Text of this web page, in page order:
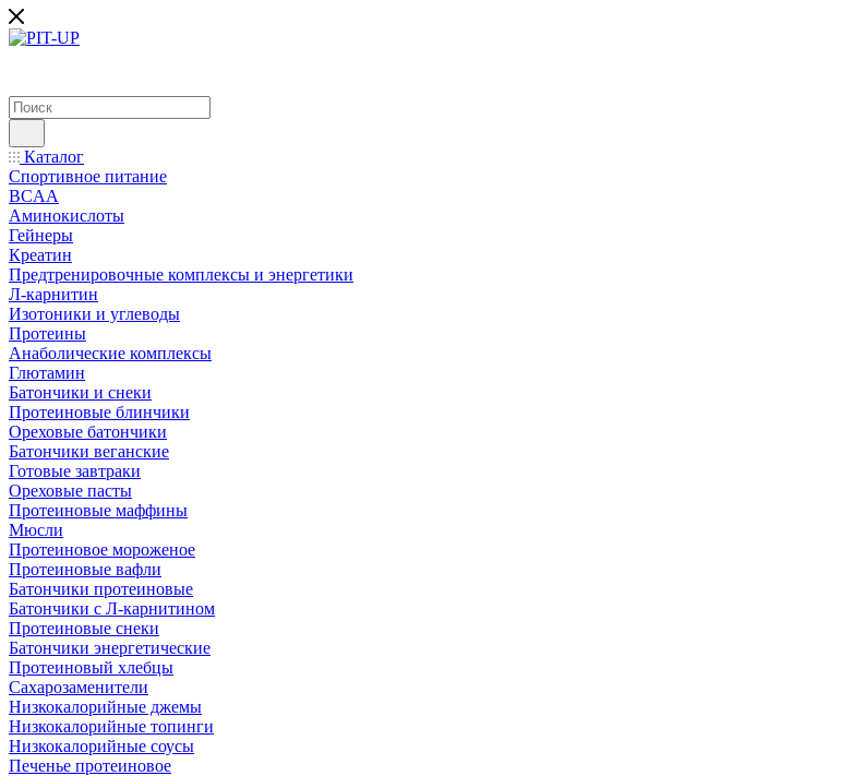
Каталог
Спортивное питание
BCAA
Аминокислоты
Гейнеры
Креатин
Предтренировочные комплексы и энергетики
Л-карнитин
Изотоники и углеводы
Протеины
Анаболические комплексы
Глютамин
Батончики и снеки
Протеиновые блинчики
Ореховые батончики
Батончики веганские
Готовые завтраки
Ореховые пасты
Протеиновые маффины
Мюсли
Протеиновое мороженое
Протеиновые вафли
Батончики протеиновые
Батончики с Л-карнитином
Протеиновые снеки
Батончики энергетические
Протеиновый хлебцы
Сахарозаменители
Низкокалорийные джемы
Низкокалорийные топинги
Низкокалорийные соусы
Печенье протеиновое